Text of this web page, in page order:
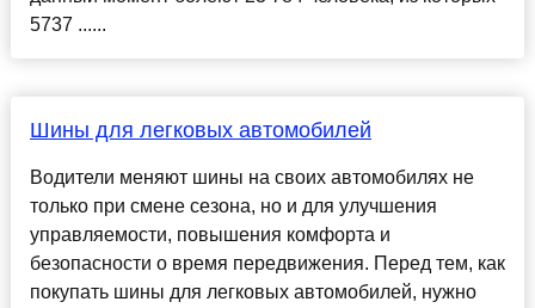
5737 ......
Шины для легковых автомобилей
Водители меняют шины на своих автомобилях не
только при смене сезона, но и для улучшения
управляемости, повышения комфорта и
безопасности о время передвижения. Перед тем, как
покупать шины для легковых автомобилей, нужно